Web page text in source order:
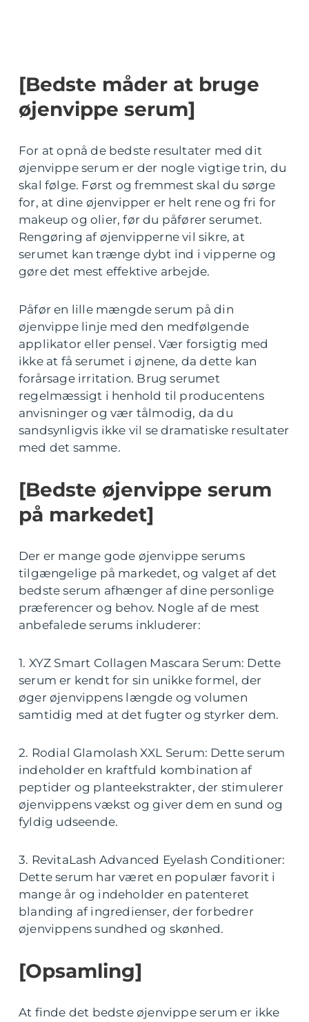
[Bedste måder at bruge
øjenvippe serum]
For at opnå de bedste resultater med dit
øjenvippe serum er der nogle vigtige trin, du
skal følge. Først og fremmest skal du sørge
for, at dine øjenvipper er helt rene og fri for
makeup og olier, før du påfører serumet.
Rengøring af øjenvipperne vil sikre, at
serumet kan trænge dybt ind i vipperne og
gøre det mest effektive arbejde.
Påfør en lille mængde serum på din
øjenvippe linje med den medfølgende
applikator eller pensel. Vær forsigtig med
ikke at få serumet i øjnene, da dette kan
forårsage irritation. Brug serumet
regelmæssigt i henhold til producentens
anvisninger og vær tålmodig, da du
sandsynligvis ikke vil se dramatiske resultater
med det samme.
[Bedste øjenvippe serum
på markedet]
Der er mange gode øjenvippe serums
tilgængelige på markedet, og valget af det
bedste serum afhænger af dine personlige
præferencer og behov. Nogle af de mest
anbefalede serums inkluderer:
1. XYZ Smart Collagen Mascara Serum: Dette
serum er kendt for sin unikke formel, der
øger øjenvippens længde og volumen
samtidig med at det fugter og styrker dem.
2. Rodial Glamolash XXL Serum: Dette serum
indeholder en kraftfuld kombination af
peptider og planteekstrakter, der stimulerer
øjenvippens vækst og giver dem en sund og
fyldig udseende.
3. RevitaLash Advanced Eyelash Conditioner:
Dette serum har været en populær favorit i
mange år og indeholder en patenteret
blanding af ingredienser, der forbedrer
øjenvippens sundhed og skønhed.
[Opsamling]
At finde det bedste øjenvippe serum er ikke